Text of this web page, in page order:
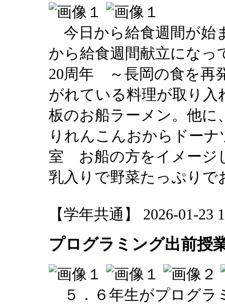
今日から給食週間が始
から給食週間献立にな
20周年 ～長岡の食を再
がれている料理が取り
板のお船ラーメン。他に
りれんこんおからドー
室 お船の方をイメージ
乳入りで野菜たっぷりで
【学年共通】 2026-01-23
プログラミング出前授
５．６年生がプログラ